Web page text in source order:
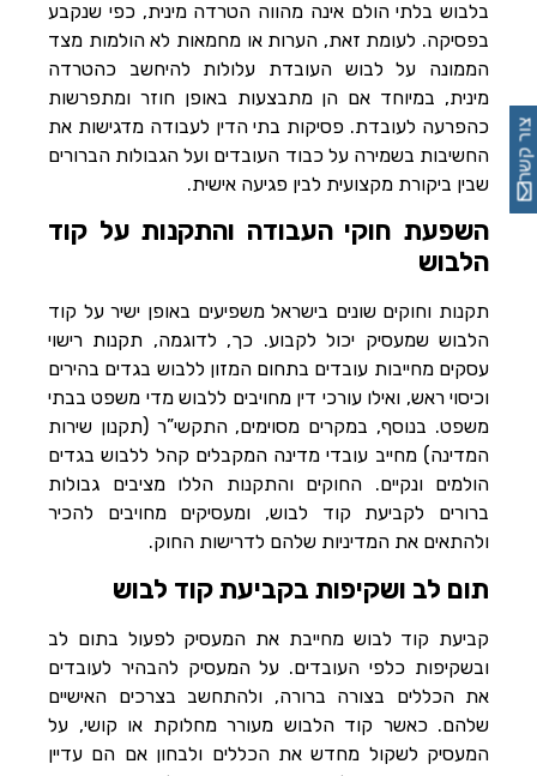
בלבוש בלתי הולם אינה מהווה הטרדה מינית, כפי שנקבע
בפסיקה. לעומת זאת, הערות או מחמאות לא הולמות מצד
הממונה על לבוש העובדת עלולות להיחשב כהטרדה
מינית, במיוחד אם הן מתבצעות באופן חוזר ומתפרשות
כהפרעה לעובדת. פסיקות בתי הדין לעבודה מדגישות את
החשיבות בשמירה על כבוד העובדים ועל הגבולות הברורים
שבין ביקורת מקצועית לבין פגיעה אישית.
השפעת חוקי העבודה והתקנות על קוד
הלבוש
תקנות וחוקים שונים בישראל משפיעים באופן ישיר על קוד
הלבוש שמעסיק יכול לקבוע. כך, לדוגמה, תקנות רישוי
עסקים מחייבות עובדים בתחום המזון ללבוש בגדים בהירים
וכיסוי ראש, ואילו עורכי דין מחויבים ללבוש מדי משפט בבתי
משפט. בנוסף, במקרים מסוימים, התקשי”ר (תקנון שירות
המדינה) מחייב עובדי מדינה המקבלים קהל ללבוש בגדים
הולמים ונקיים. החוקים והתקנות הללו מציבים גבולות
ברורים לקביעת קוד לבוש, ומעסיקים מחויבים להכיר
ולהתאים את המדיניות שלהם לדרישות החוק.
תום לב ושקיפות בקביעת קוד לבוש
קביעת קוד לבוש מחייבת את המעסיק לפעול בתום לב
ובשקיפות כלפי העובדים. על המעסיק להבהיר לעובדים
את הכללים בצורה ברורה, ולהתחשב בצרכים האישיים
שלהם. כאשר קוד הלבוש מעורר מחלוקת או קושי, על
המעסיק לשקול מחדש את הכללים ולבחון אם הם עדיין
צור קשר